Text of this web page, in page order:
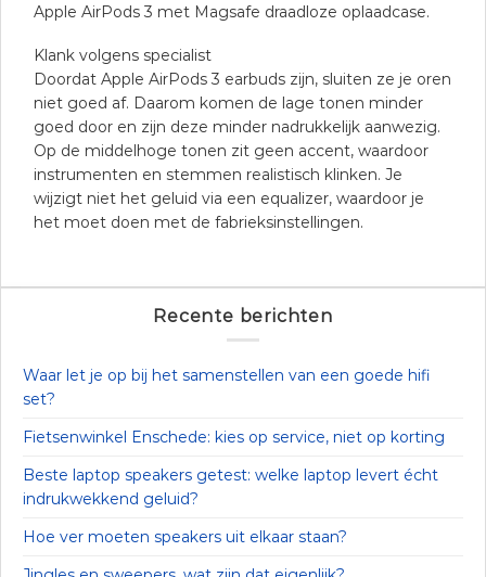
Apple AirPods 3 met Magsafe draadloze oplaadcase.
Klank volgens specialist
Doordat Apple AirPods 3 earbuds zijn, sluiten ze je oren
niet goed af. Daarom komen de lage tonen minder
goed door en zijn deze minder nadrukkelijk aanwezig.
Op de middelhoge tonen zit geen accent, waardoor
instrumenten en stemmen realistisch klinken. Je
wijzigt niet het geluid via een equalizer, waardoor je
het moet doen met de fabrieksinstellingen.
Recente berichten
Waar let je op bij het samenstellen van een goede hifi
set?
Fietsenwinkel Enschede: kies op service, niet op korting
Beste laptop speakers getest: welke laptop levert écht
indrukwekkend geluid?
Hoe ver moeten speakers uit elkaar staan?